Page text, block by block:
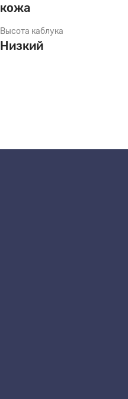
кожа
Высота каблука
Низкий